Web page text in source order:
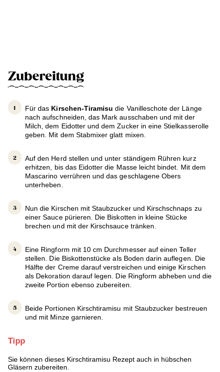
Zubereitung
Für das Kirschen-Tiramisudie Vanilleschote der Länge
nach aufschneiden, das Mark ausschaben und mit der
Milch, dem Eidotter und dem Zucker in eine Stielkasserolle
geben. Mit dem Stabmixer glatt mixen.
Auf den Herd stellen und unter ständigem Rühren kurz
erhitzen, bis das Eidotter die Masse leicht bindet. Mit dem
Mascarino verrühren und das geschlagene Obers
unterheben.
Nun die Kirschen mit Staubzucker und Kirschschnaps zu
einer Sauce pürieren. Die Biskotten in kleine Stücke
brechen und mit der Kirschsauce tränken.
Eine Ringform mit 10 cm Durchmesser auf einen Teller
stellen. Die Biskottenstücke als Boden darin auflegen. Die
Hälfte der Creme darauf verstreichen und einige Kirschen
als Dekoration darauf legen. Die Ringform abheben und die
zweite Portion ebenso zubereiten.
Beide Portionen Kirschtiramisu mit Staubzucker bestreuen
und mit Minze garnieren.
Tipp
Sie können dieses Kirschtiramisu Rezept auch in hübschen
Gläsern zubereiten.